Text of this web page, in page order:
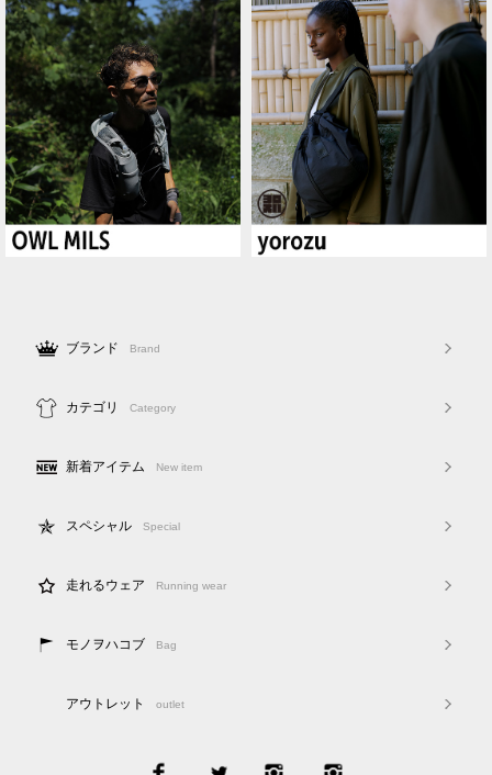
ブランド Brand
カテゴリ Category
新着アイテム New item
スペシャル Special
走れるウェア Running wear
モノヲハコブ Bag
アウトレット outlet